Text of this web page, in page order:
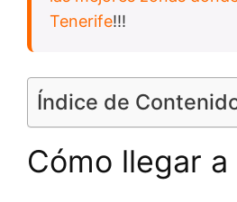
Tenerife!!!
Índice de
Cómo llegar